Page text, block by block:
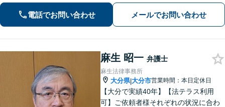
電話でお問い合わせ メールでお問い合わせ
麻生 昭一 弁護士
麻生法律事務所
大分県|大分市営業時間：本日定休日
【大分で実績40年】【法テラス利用
可】ご依頼者様それぞれの状況に合わ